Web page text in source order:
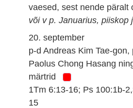
vaesed, sest nende päralt
või v p. Januarius, piiskop
20. september
p-d Andreas Kim Tae-gon,
Paolus Chong Hasang
märtrid
1Tm 6:13-16; Ps 100:1b-
15